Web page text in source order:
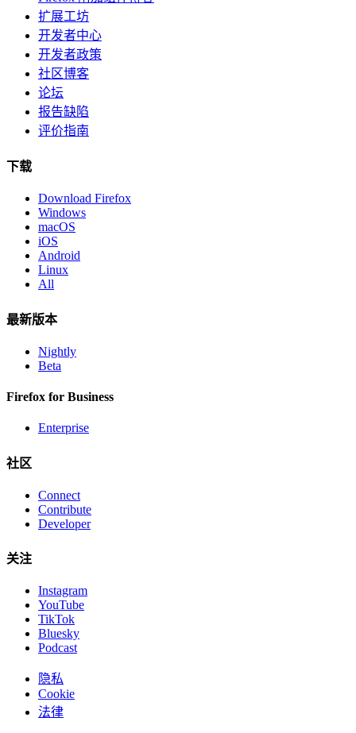
扩展工坊
开发者中心
开发者政策
社区博客
论坛
报告缺陷
评价指南
下载
Download Firefox
Windows
macOS
iOS
Android
Linux
All
最新版本
Nightly
Beta
Firefox for Business
Enterprise
社区
Connect
Contribute
Developer
关注
Instagram
YouTube
TikTok
Bluesky
Podcast
隐私
Cookie
法律